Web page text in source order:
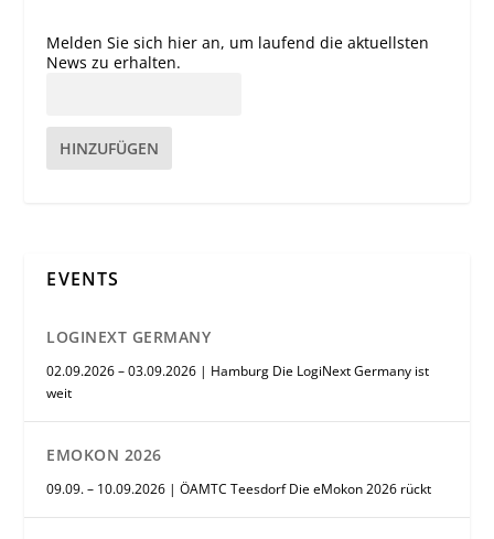
Melden Sie sich hier an, um laufend die aktuellsten
News zu erhalten.
HINZUFÜGEN
EVENTS
LOGINEXT GERMANY
02.09.2026 – 03.09.2026 | Hamburg Die LogiNext Germany ist
weit
EMOKON 2026
09.09. – 10.09.2026 | ÖAMTC Teesdorf Die eMokon 2026 rückt